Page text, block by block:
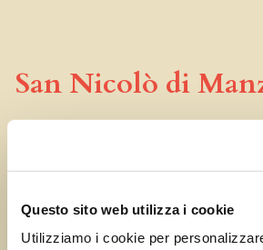
Questo sito web utilizza i cookie
Utilizziamo i cookie per
San Nicolò di